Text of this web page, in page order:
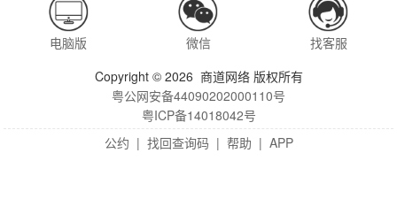
电脑版 微信
找客服
Copyright © 2026 商道网络 版权所有
粤公网安备44090202000110号
粤ICP备14018042号
公约 | 找回查询码 | 帮助 | APP